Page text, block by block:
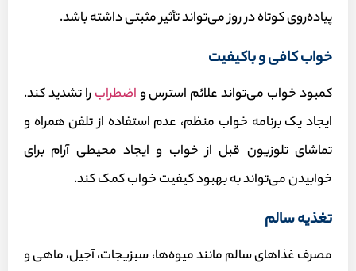
پیاده‌روی کوتاه در روز می‌تواند تأثیر مثبتی داشته باشد.
خواب کافی و باکیفیت
کمبود خواب می‌تواند علائم استرس واضطرابرا تشدید کند.
ایجاد یک برنامه خواب منظم، عدم استفاده از تلفن همراه و
تماشای تلوزیون قبل از خواب و ایجاد محیطی آرام برای
خوابیدن می‌تواند به بهبود کیفیت خواب کمک کند.
تغذیه سالم
مصرف غذاهای سالم مانند میوه‌ها، سبزیجات، آجیل، ماهی و